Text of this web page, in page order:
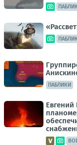
ПАБЛИКИ